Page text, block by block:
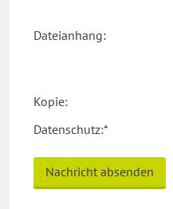
Dateianhang:
Kopie:
Datenschutz:*